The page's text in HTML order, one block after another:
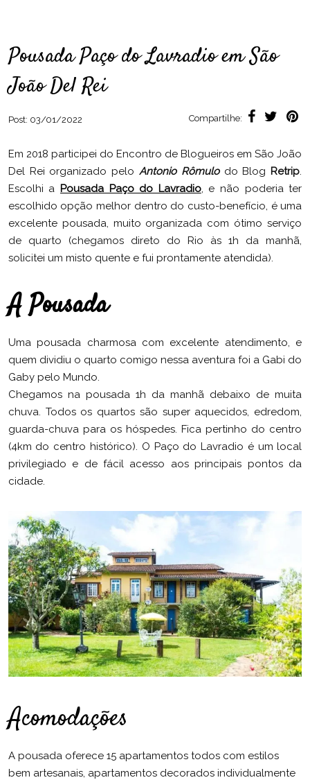
Pousada Paço do Lavradio em São
João Del Rei
Post: 03/01/2022 Compartilhe:
Em 2018 participei do Encontro de Blogueiros em São João
Del Rei organizado pelo Antonio Rômulodo Blog Retrip.
Escolhi a Pousada Paço do Lavradio, e não poderia ter
escolhido opção melhor dentro do custo-benefício, é uma
excelente pousada, muito organizada com ótimo serviço
de quarto (chegamos direto do Rio às 1h da manhã,
solicitei um misto quente e fui prontamente atendida).
A Pousada
Uma pousada charmosa com excelente atendimento, e
quem dividiu o quarto comigo nessa aventura foi a Gabi do
Gaby pelo Mundo.
Chegamos na pousada 1h da manhã debaixo de muita
chuva. Todos os quartos são super aquecidos, edredom,
guarda-chuva para os hóspedes. Fica pertinho do centro
(4km do centro histórico). O Paço do Lavradio é um local
privilegiado e de fácil acesso aos principais pontos da
cidade.
Acomodações
A pousada oferece 15 apartamentos todos com estilos
bem artesanais, apartamentos decorados individualmente